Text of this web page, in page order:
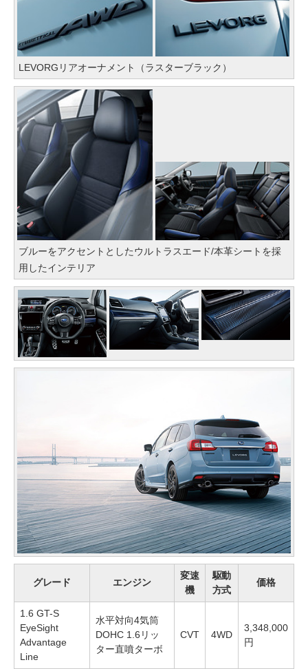
LEVORGリアオーナメント（ラスターブラック）
ブルーをアクセントとしたウルトラスエード/本革シートを採
用したインテリア
グレード エンジン
変速
機
駆動
方式
価格
1.6 GT-S
EyeSight
Advantage
Line
水平対向4気筒
DOHC 1.6リッ
ター直噴ターボ
CVT 4WD
3,348,000
円